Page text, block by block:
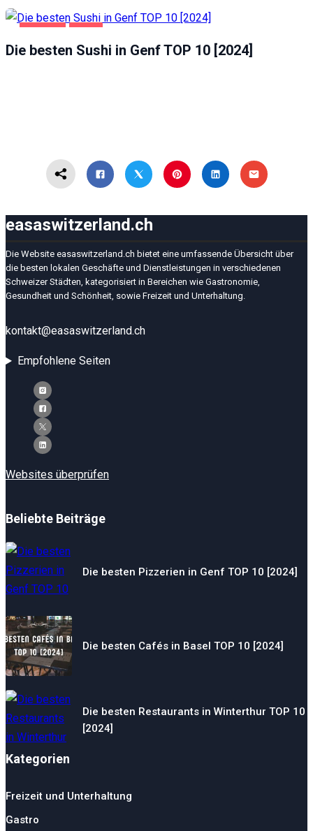
Die besten Sushi in Genf TOP 10 [2024]
easaswitzerland.ch
Die Website easaswitzerland.ch bietet eine umfassende Übersicht über
die besten lokalen Geschäfte und Dienstleistungen in verschiedenen
Schweizer Städten, kategorisiert in Bereichen wie Gastronomie,
Gesundheit und Schönheit, sowie Freizeit und Unterhaltung.
kontakt@easaswitzerland.ch
Empfohlene Seiten
Websites überprüfen
Beliebte Beiträge
Die besten Pizzerien in Genf TOP 10 [2024]
Die besten Cafés in Basel TOP 10 [2024]
Die besten Restaurants in Winterthur TOP 10
[2024]
Kategorien
Freizeit und Unterhaltung
Gastro